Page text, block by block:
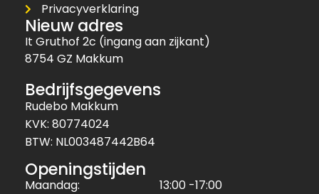
Privacyverklaring
Nieuw adres
It Gruthof 2c (ingang aan zijkant)
8754 GZ Makkum
Bedrijfsgegevens
Rudebo Makkum
KVK: 80774024
BTW: NL003487442B64
Openingstijden
Maandag:
13:00 -17:00